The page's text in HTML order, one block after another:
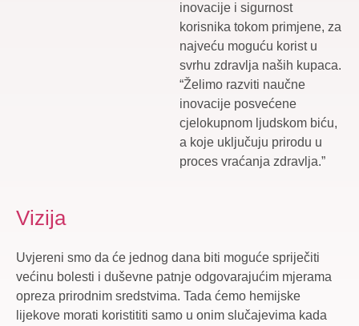
inovacije i sigurnost
korisnika tokom primjene, za
najveću moguću korist u
svrhu zdravlja naših kupaca.
“Želimo razviti naučne
inovacije posvećene
cjelokupnom ljudskom biću,
a koje uključuju prirodu u
proces vraćanja zdravlja.”
Vizija
Uvjereni smo da će jednog dana biti moguće spriječiti
većinu bolesti i duševne patnje odgovarajućim mjerama
opreza prirodnim sredstvima. Tada ćemo hemijske
lijekove morati koristititi samo u onim slučajevima kada